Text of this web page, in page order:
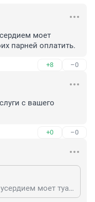
моет
парней оплатить.
+8 –0
с вашего
+0 –0
А что он скажет? С двойным усердием моет туалеты, чтобы штрафы за своих парней оплатить.